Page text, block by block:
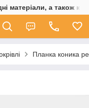
матеріали, а також
Планка коника